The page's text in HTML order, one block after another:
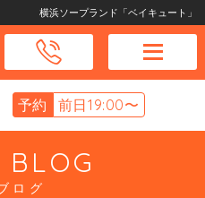
横浜ソープランド「ベイキュート」
予約 前日19:00〜
ログ